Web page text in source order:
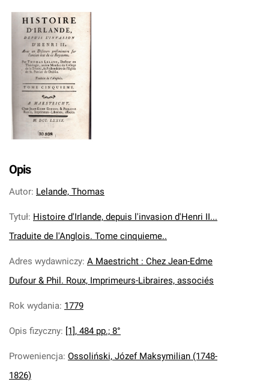
Opis
Autor: Lelande, Thomas
Tytuł: Histoire d'Irlande, depuis l'invasion d'Henri II...
Traduite de l'Anglois. Tome cinquieme..
Adres wydawniczy: A Maestricht : Chez Jean-Edme
Dufour & Phil. Roux, Imprimeurs-Libraires, associés
Rok wydania: 1779
Opis fizyczny: [1], 484 pp.; 8°
Proweniencja: Ossoliński, Józef Maksymilian (1748-
1826)